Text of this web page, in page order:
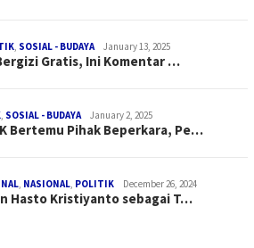
SOSIAL - BUDAYA January 13, 2025
Gratis, Ini Komentar …
SOSIAL - BUDAYA January 2, 2025
Bertemu Pihak Beperkara, Pe…
NASIONAL POLITIK December 26, 2024
Hasto Kristiyanto sebagai T…